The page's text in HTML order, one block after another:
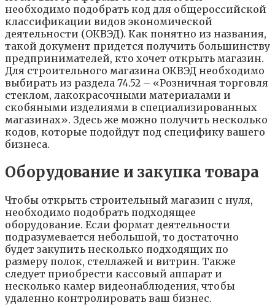
необходимо подобрать код для общероссийской
классификации видов экономической
деятельности (ОКВЭД). Как понятно из названия,
такой документ придется получить большинству
предпринимателей, кто хочет открыть магазин.
Для строительного магазина ОКВЭД необходимо
выбирать из раздела 74.52 – «Розничная торговля
стеклом, лакокрасочными материалами и
скобяными изделиями в специализированных
магазинах». Здесь же можно получить несколько
кодов, которые подойдут под специфику вашего
бизнеса.
Оборудование и закупка товара
Чтобы открыть строительный магазин с нуля,
необходимо подобрать подходящее
оборудование. Если формат деятельности
подразумевается небольшой, то достаточно
будет закупить несколько подходящих по
размеру полок, стеллажей и витрин. Также
следует приобрести кассовый аппарат и
несколько камер видеонаблюдения, чтобы
удаленно контролировать ваш бизнес.